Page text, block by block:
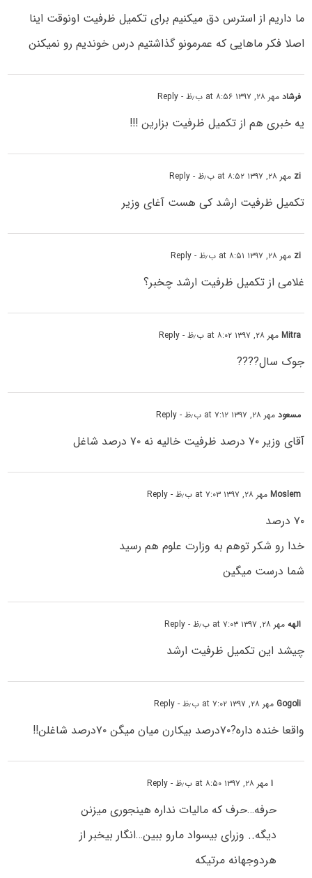
ما داریم از استرس دق میکنیم برای تکمیل ظرفیت اونوقت اینا
اصلا فکر ماهایی که عمرمونو گذاشتیم درس خوندیم رو نمیکنن
فرشادمهر ۲۸, ۱۳۹۷ at ۸:۵۶ ب٫ظ - Reply
یه خبری هم از تکمیل ظرفیت بزارین !!!
zi مهر ۲۸, ۱۳۹۷ at ۸:۵۲ ب٫ظ - Reply
تکمیل ظرفیت ارشد کی هست آغای وزیر
zi مهر ۲۸, ۱۳۹۷ at ۸:۵۱ ب٫ظ - Reply
غلامی از تکمیل ظرفیت ارشد چخبر؟
Mitraمهر ۲۸, ۱۳۹۷ at ۸:۰۲ ب٫ظ - Reply
جوک سال????
مسعودمهر ۲۸, ۱۳۹۷ at ۷:۱۲ ب٫ظ - Reply
آقای وزیر ۷۰ درصد ظرفیت خالیه نه ۷۰ درصد شاغل
Moslemمهر ۲۸, ۱۳۹۷ at ۷:۰۳ ب٫ظ - Reply
۷۰ درصد
خدا رو شکر توهم به وزارت علوم هم رسید
شما درست میگین
الههمهر ۲۸, ۱۳۹۷ at ۷:۰۳ ب٫ظ - Reply
چیشد این تکمیل ظرفیت ارشد
Gogoli مهر ۲۸, ۱۳۹۷ at ۷:۰۲ ب٫ظ - Reply
واقعا خنده داره?۷۰درصد بیکارن میان میگن ۷۰درصد شاغلن!!
امهر ۲۸, ۱۳۹۷ at ۸:۵۰ ب٫ظ - Reply
حرفه…حرف که مالیات نداره هینجوری میزنن
دیگه.. وزرای بیسواد مارو ببین…انگار بیخبر از
هردوجهانه مرتیکه